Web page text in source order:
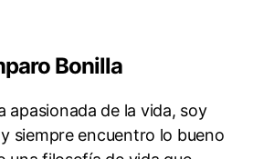
Bonilla
apasionada de la vida, soy
siempre encuentro lo bueno